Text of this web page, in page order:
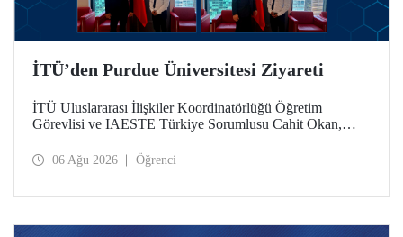
İTÜ’den Purdue Üniversitesi Ziyareti
İTÜ Uluslararası İlişkiler Koordinatörlüğü Öğretim
Görevlisi ve IAESTE Türkiye Sorumlusu Cahit Okan,
Temmuz tarihlerinde ABD’de dünyanın önde gelen
06 Ağu 2026 Öğrenci